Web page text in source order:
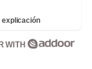
explicación
WITH